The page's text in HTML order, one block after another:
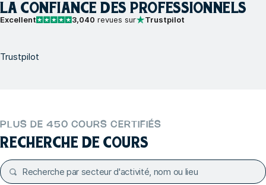
LA CONFIANCE DES PROFESSIONNELS
Excellent 3,040 revues sur Trustpilot
Trustpilot
PLUS DE 450 COURS CERTIFIÉS
RECHERCHE DE COURS